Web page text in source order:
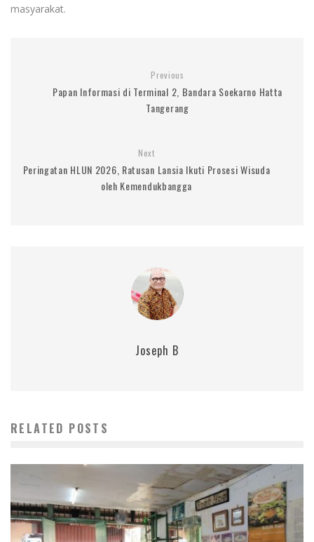
masyarakat.
Previous
Papan Informasi di Terminal 2, Bandara Soekarno Hatta
Tangerang
Next
Peringatan HLUN 2026, Ratusan Lansia Ikuti Prosesi Wisuda
oleh Kemendukbangga
Joseph B
RELATED POSTS